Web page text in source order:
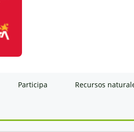
Participa Recursos